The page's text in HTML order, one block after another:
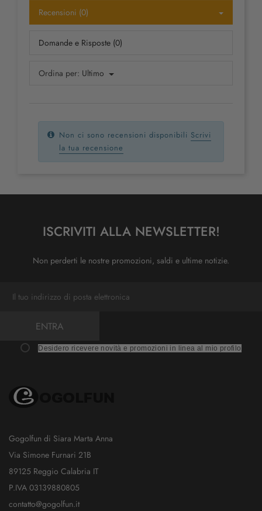
Recensioni (0)
Domande e Risposte (0)
Ordina per: Ultimo
Non ci sono recensioni disponibili Scrivi
la tua recensione
ISCRIVITI ALLA NEWSLETTER!
Non perderti le nostre promozioni, saldi e ultime notizie.
ENTRA
Desidero ricevere novità e promozioni in linea al mio profilo
Gogolfun di Siara Marta Anna
Via Simone Furnari 21B
89125 Reggio Calabria IT
P.IVA 03139880805
contatto@gogolfun.it